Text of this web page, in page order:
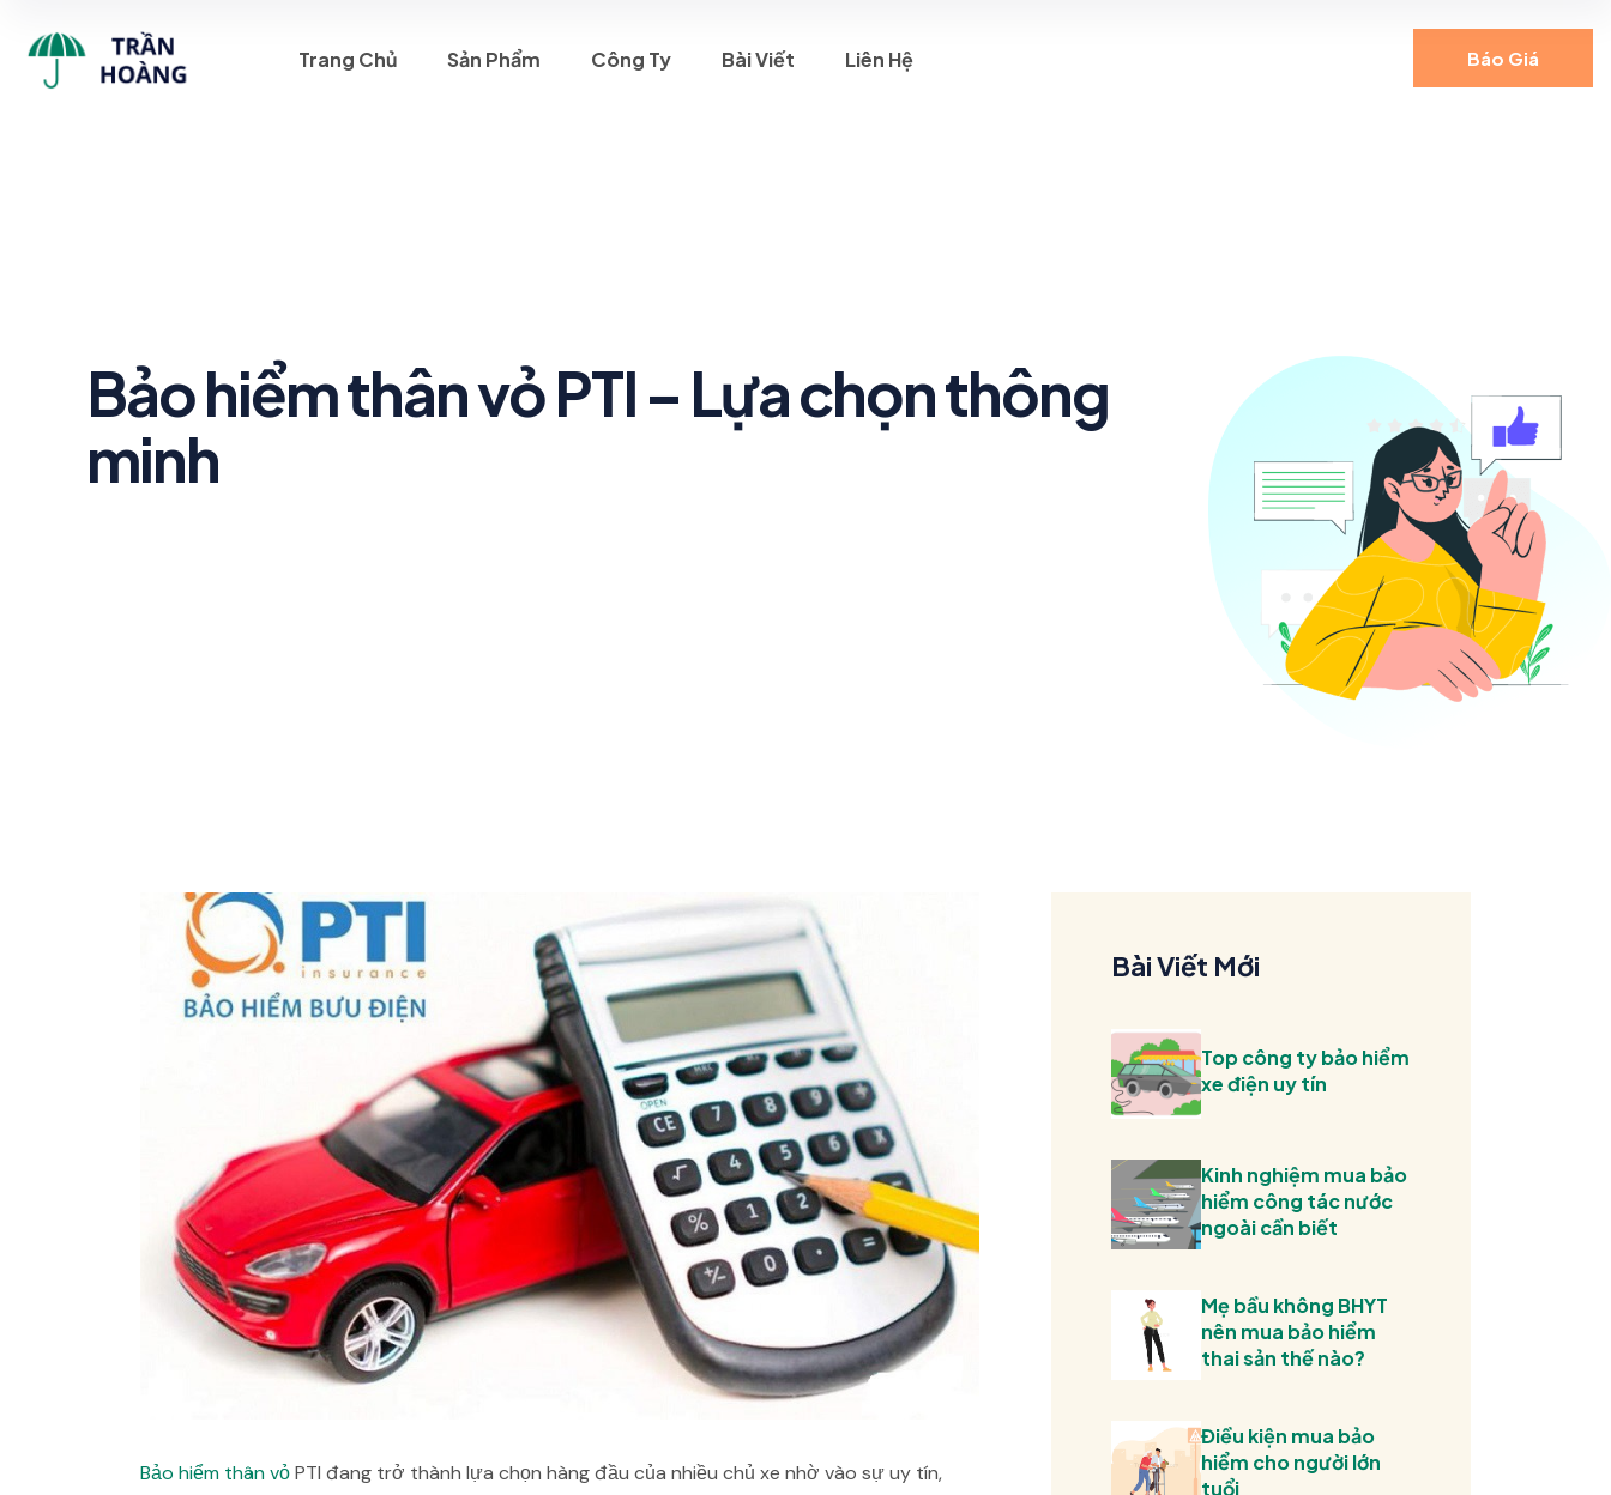
Trang Chủ Sản Phẩm Công Ty Bài Viết Liên Hệ Báo Giá
Bảo hiểm thân vỏ PTI – Lựa chọn thông
minh
Bảo hiểm thân vỏPTI đang trở thành lựa chọn hàng đầu của nhiều chủ xe nhờ vào sự uy tín,
Bài Viết Mới
Top công ty bảo hiểm
xe điện uy tín
Kinh nghiệm mua bảo
hiểm công tác nước
ngoài cần biết
Mẹ bầu không BHYT
nên mua bảo hiểm
thai sản thế nào?
Điều kiện mua bảo
hiểm cho người lớn
tuổi